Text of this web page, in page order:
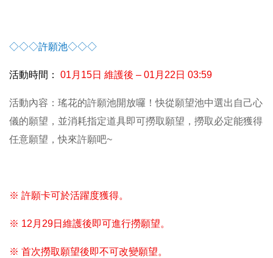
◇◇◇許願池◇◇◇
活動時間： 01月15日 維護後 – 01月22日 03:59
活動內容：瑤花的許願池開放囉！快從願望池中選出自己心
儀的願望，並消耗指定道具即可撈取願望，撈取必定能獲得
任意願望，快來許願吧~
※ 許願卡可於活躍度獲得。
※ 12月29日維護後即可進行撈願望。
※ 首次撈取願望後即不可改變願望。